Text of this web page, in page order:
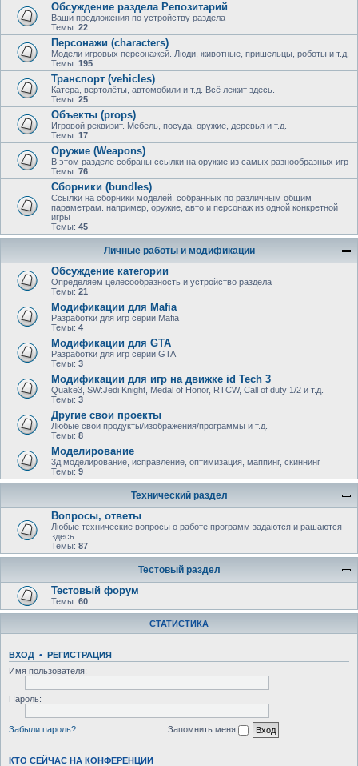
Обсуждение раздела Репозитарий
Ваши предложения по устройству раздела
Темы: 22
Персонажи (characters)
Модели игровых персонажей. Люди, животные, пришельцы, роботы и т.д.
Темы: 195
Транспорт (vehicles)
Катера, вертолёты, автомобили и т.д. Всё лежит здесь.
Темы: 25
Объекты (props)
Игровой реквизит. Мебель, посуда, оружие, деревья и т.д.
Темы: 17
Оружие (Weapons)
В этом разделе собраны ссылки на оружие из самых разнообразных игр
Темы: 76
Сборники (bundles)
Ссылки на сборники моделей, собранных по различным общим
параметрам. например, оружие, авто и персонаж из одной конкретной
игры
Темы: 45
Личные работы и модификации
Обсуждение категории
Определяем целесообразность и устройство раздела
Темы: 21
Модификации для Mafia
Разработки для игр серии Mafia
Темы: 4
Модификации для GTA
Разработки для игр серии GTA
Темы: 3
Модификации для игр на движке id Tech 3
Quake3, SW:Jedi Knight, Medal of Honor, RTCW, Call of duty 1/2 и т.д.
Темы: 3
Другие свои проекты
Любые свои продукты/изображения/программы и т.д.
Темы: 8
Моделирование
3д моделирование, исправление, оптимизация, маппинг, скиннинг
Темы: 9
Технический раздел
Вопросы, ответы
Любыe технические вопросы о работе программ задаются и рашаются
здесь
Темы: 87
Тестовый раздел
Тестовый форум
Темы: 60
СТАТИСТИКА
ВХОД • РЕГИСТРАЦИЯ
Имя пользователя:
Пароль:
Забыли пароль? Запомнить меня
КТО СЕЙЧАС НА КОНФЕРЕНЦИИ